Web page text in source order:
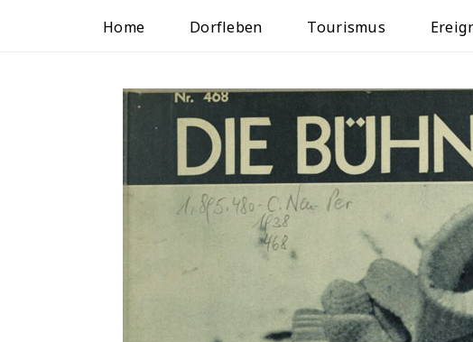
Home Dorfleben Tourismus